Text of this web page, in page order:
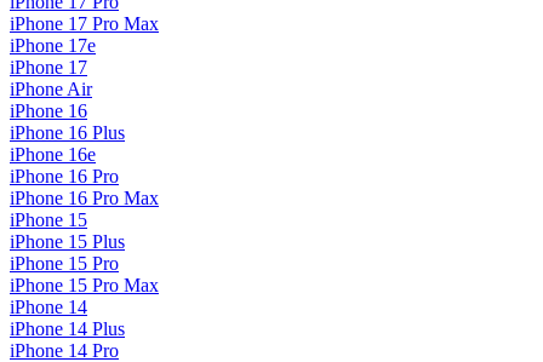
iPhone 17 Pro Max
iPhone 17e
iPhone 17
iPhone Air
iPhone 16
iPhone 16 Plus
iPhone 16e
iPhone 16 Pro
iPhone 16 Pro Max
iPhone 15
iPhone 15 Plus
iPhone 15 Pro
iPhone 15 Pro Max
iPhone 14
iPhone 14 Plus
iPhone 14 Pro